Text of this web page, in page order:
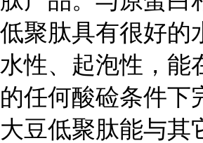
低聚肽具有很好的
水性、起泡性，能
的任何酸硷条件下
大豆低聚肽能与其